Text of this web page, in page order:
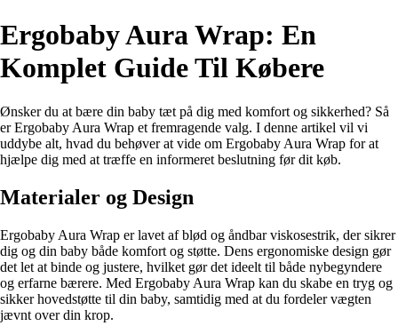
Ergobaby Aura Wrap: En
Komplet Guide Til Købere
Ønsker du at bære din baby tæt på dig med komfort og sikkerhed? Så
er Ergobaby Aura Wrap et fremragende valg. I denne artikel vil vi
uddybe alt, hvad du behøver at vide om Ergobaby Aura Wrap for at
hjælpe dig med at træffe en informeret beslutning før dit køb.
Materialer og Design
Ergobaby Aura Wrap er lavet af blød og åndbar viskosestrik, der sikrer
dig og din baby både komfort og støtte. Dens ergonomiske design gør
det let at binde og justere, hvilket gør det ideelt til både nybegyndere
og erfarne bærere. Med Ergobaby Aura Wrap kan du skabe en tryg og
sikker hovedstøtte til din baby, samtidig med at du fordeler vægten
jævnt over din krop.